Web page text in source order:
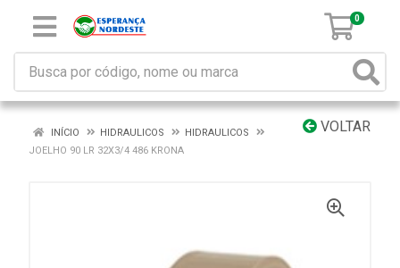
0
VOLTAR
INÍCIO HIDRAULICOS
HIDRAULICOS
JOELHO 90 LR 32X3/4 486 KRONA